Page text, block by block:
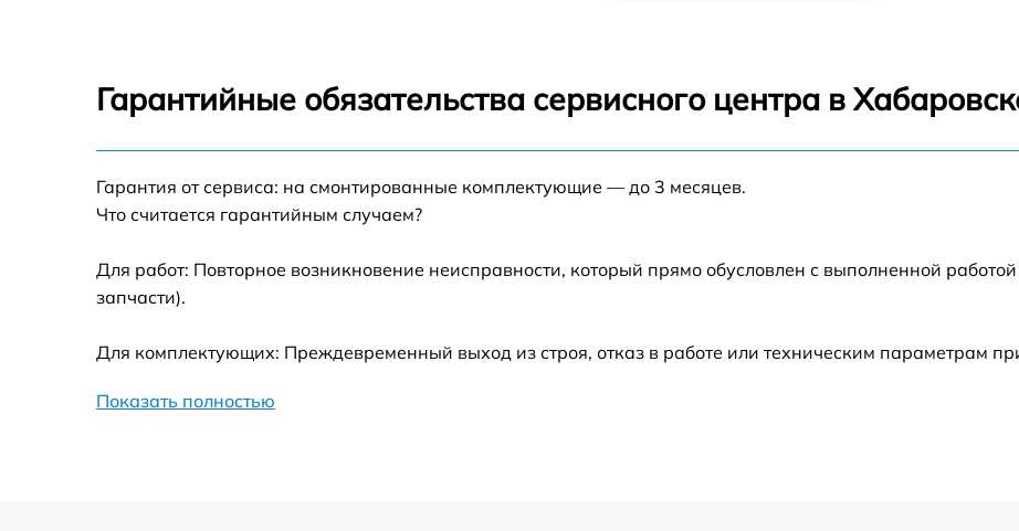
Замена панели управления Midea
MID60S510
от 60 мин
Замена пускового конденсатора
Гарантийные обязательства сервисного центра в
Гарантия от сервиса: на смонтированные комплектующие — до 3 месяцев.
Что считается гарантийным случаем?
Для работ: Повторное возникновение неисправности, который прямо обусловлен с выполненной
запчасти).
Для комплектующих: Преждевременный выход из строя, отказ в работе или техническим параметрам
Показать полностью